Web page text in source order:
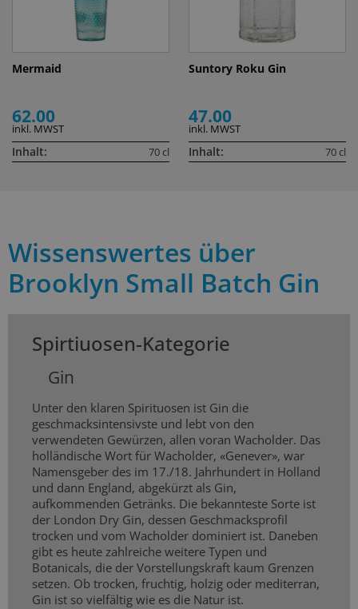
Mermaid
62.00
inkl. MWST
Inhalt: 70 cl
Suntory Roku Gin
47.00
inkl. MWST
Inhalt: 70 cl
Wissenswertes über
Brooklyn Small Batch Gin
Spirtiuosen-Kategorie
Gin
Unter den klaren Spirituosen ist Gin die
geschmacksintensivste und lebt von den
verwendeten Gewürzen, allen voran Wacholder. Das
holländische Wort für Wacholder, «Genever», war
Namensgeber des im 17./18. Jahrhundert in Holland
und dann England, abgekürzt als Gin,
aufkommenden Getränks. Die bekannteste Sorte ist
der London Dry Gin, dessen Geschmacksprofil
trocken und vom Wacholder dominiert ist. Daneben
gibt es heute zahlreiche weitere Typen und
Botanicals, die der Vorstellungskraft kaum Grenzen
setzen. Ob trocken, fruchtig, holzig oder mediterran,
Gin ist so vielfältig wie es die Natur ist.